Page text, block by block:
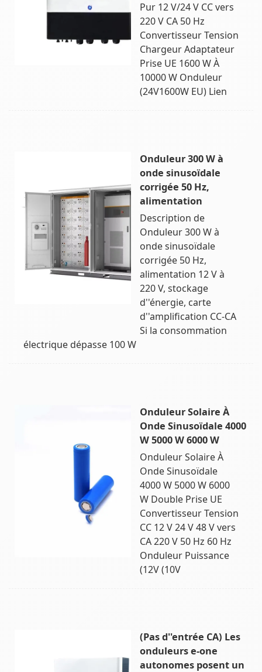
Pur 12 V/24 V CC vers
220 V CA 50 Hz
Convertisseur Tension
Chargeur Adaptateur
Prise UE 1600 W À
10000 W Onduleur
(24V1600W EU) Lien
Onduleur 300 W à
onde sinusoïdale
corrigée 50 Hz,
alimentation
Description de
Onduleur 300 W à
onde sinusoïdale
corrigée 50 Hz,
alimentation 12 V à
220 V, stockage
d''énergie, carte
d''amplification CC-CA
Si la consommation
électrique dépasse 100 W
Onduleur Solaire À
Onde Sinusoïdale 4000
W 5000 W 6000 W
Onduleur Solaire À
Onde Sinusoïdale
4000 W 5000 W 6000
W Double Prise UE
Convertisseur Tension
CC 12 V 24 V 48 V vers
CA 220 V 50 Hz 60 Hz
Onduleur Puissance
(12V (10V
(Pas d''entrée CA) Les
onduleurs e-one
autonomes posent un